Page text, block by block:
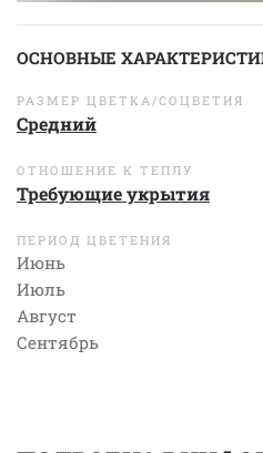
ОСНОВНЫЕ
РАЗМЕР ЦВЕТКА/СОЦВЕТИЯ
Средний
ОТНОШЕНИЕ К ТЕПЛУ
Требующие укрытия
ПЕРИОД ЦВЕТЕНИЯ
Июнь
Июль
Август
Сентябрь